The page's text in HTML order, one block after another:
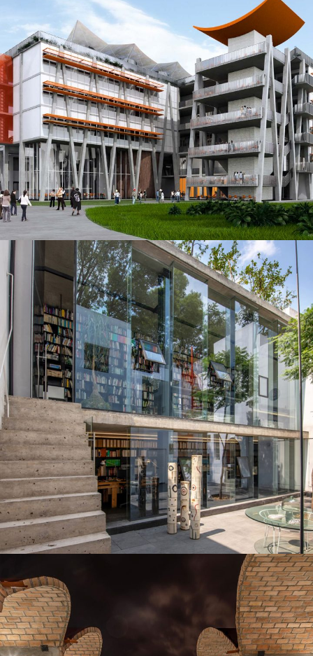
Universidad Anahuac Puebla
EDIFICIOS PÚBLICOS
Estudio-Casa Ave María